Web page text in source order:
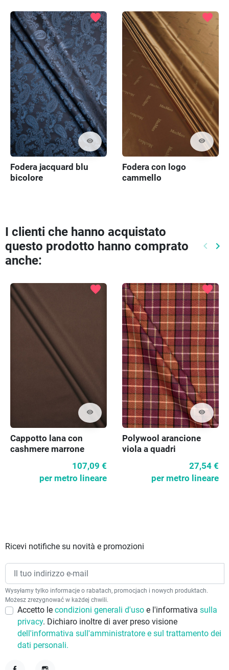
visibility
favorite
Fodera jacquard blu
bicolore
visibility
favorite
Fodera con logo
cammello
I clienti che hanno acquistato
questo prodotto hanno comprato
anche:
keyboard_arrow_left keyboard_arrow_right
visibility
favorite
Cappotto lana con
cashmere marrone
107,09 €
per metro lineare
visibility
favorite
Polywool arancione
viola a quadri
27,54 €
per metro lineare
Ricevi notifiche su novità e promozioni
Wysyłamy tylko informacje o rabatach, promocjach i nowych produktach.
Możesz zrezygnować w każdej chwili.
Accetto le condizioni generali d'uso e l'informativa sulla
privacy. Dichiaro inoltre di aver preso visione
dell'informativa sull'amministratore e sul trattamento dei
dati personali.